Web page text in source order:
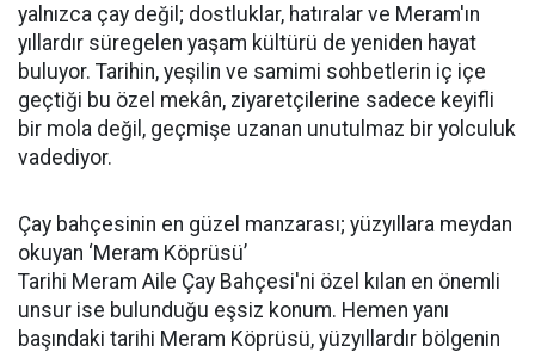
yalnızca çay değil; dostluklar, hatıralar ve Meram'ın
yıllardır süregelen yaşam kültürü de yeniden hayat
buluyor. Tarihin, yeşilin ve samimi sohbetlerin iç içe
geçtiği bu özel mekân, ziyaretçilerine sadece keyifli
bir mola değil, geçmişe uzanan unutulmaz bir yolculuk
vadediyor.
Çay bahçesinin en güzel manzarası; yüzyıllara meydan
okuyan ‘Meram Köprüsü’
Tarihi Meram Aile Çay Bahçesi'ni özel kılan en önemli
unsur ise bulunduğu eşsiz konum. Hemen yanı
başındaki tarihi Meram Köprüsü, yüzyıllardır bölgenin